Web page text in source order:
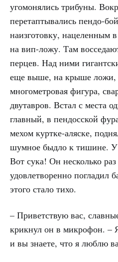
угомонялись трибуны.
перетаптывались пендо-
наизготовку, нацеленным
на вип-ложу. Там
перцев. Над ними
еще выше, на крыше ложи,
многометровая фигура,
двутавров. Встал с места
главный, в пендосской
мехом куртке-аляске,
шумное быдло к тишине. У
Вот сука! Он несколько
удовлетворенно погладил
этого стало тихо.
– Приветствую вас,
крикнул он в микрофон. –
и вы знаете, что я люблю